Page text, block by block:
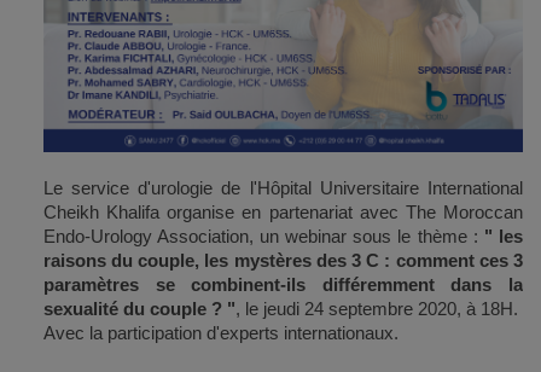
Le service d'urologie de l'Hôpital Universitaire International
Cheikh Khalifa organise en partenariat avec The Moroccan
Endo-Urology Association, un webinar sous le thème : " les
raisons du couple, les mystères des 3 C : comment ces 3
paramètres se combinent-ils différemment dans la
sexualité du couple ? ", le jeudi 24 septembre 2020, à 18H.
Avec la participation d'experts internationaux.